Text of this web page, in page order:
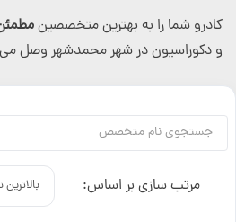
کادرو شما را به بهترین متخصصین
و دکوراسیون در شهر محمدشهر وصل
مرتب سازی بر اساس: